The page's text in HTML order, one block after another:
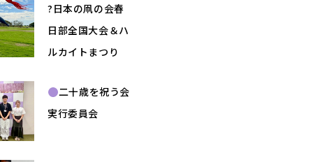
?日本の凧の会春
日部全国大会＆ハ
ルカイトまつり
二十歳を祝う会
実行委員会